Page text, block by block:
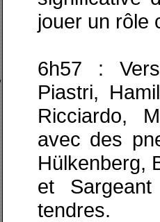
jouer un rôle
6h57 :
Piastri,
Ricciardo,
avec des
Hülkenberg,
et
tendres.